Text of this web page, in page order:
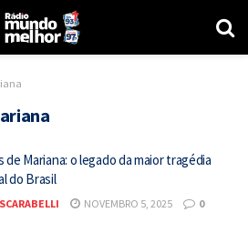
de Mariana: o legado da maior tragédia
do Brasil
NOVEMBRO 5, 2025 0